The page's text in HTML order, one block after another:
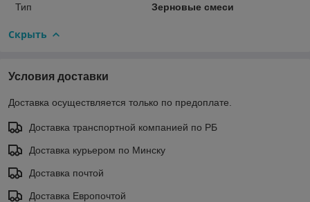
Тип Зерновые смеси
Скрыть
Условия доставки
Доставка осуществляется только по предоплате.
Доставка транспортной компанией по РБ
Доставка курьером по Минску
Доставка почтой
Доставка Европочтой